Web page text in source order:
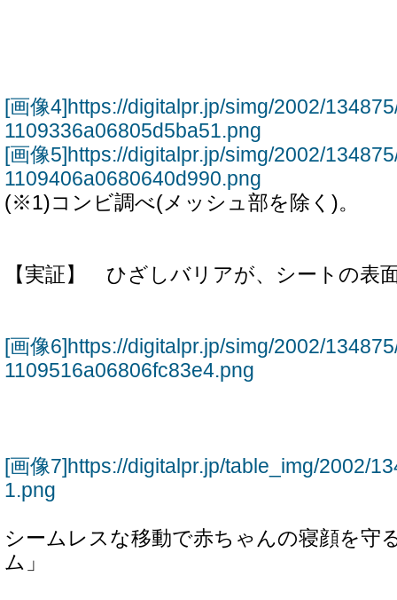
[画像4]https://digitalpr.jp/simg/2002/
1109336a06805d5ba51.png
[画像5]https://digitalpr.jp/simg/2002/
1109406a0680640d990.png
(※1)コンビ調べ(メッシュ部を除く)。
【実証】 ひざしバリアが、シートの表
[画像6]https://digitalpr.jp/simg/2002/
1109516a06806fc83e4.png
[画像7]https://digitalpr.jp/table_img/2002/
1.png
シームレスな移動で赤ちゃんの寝顔を守
ム」